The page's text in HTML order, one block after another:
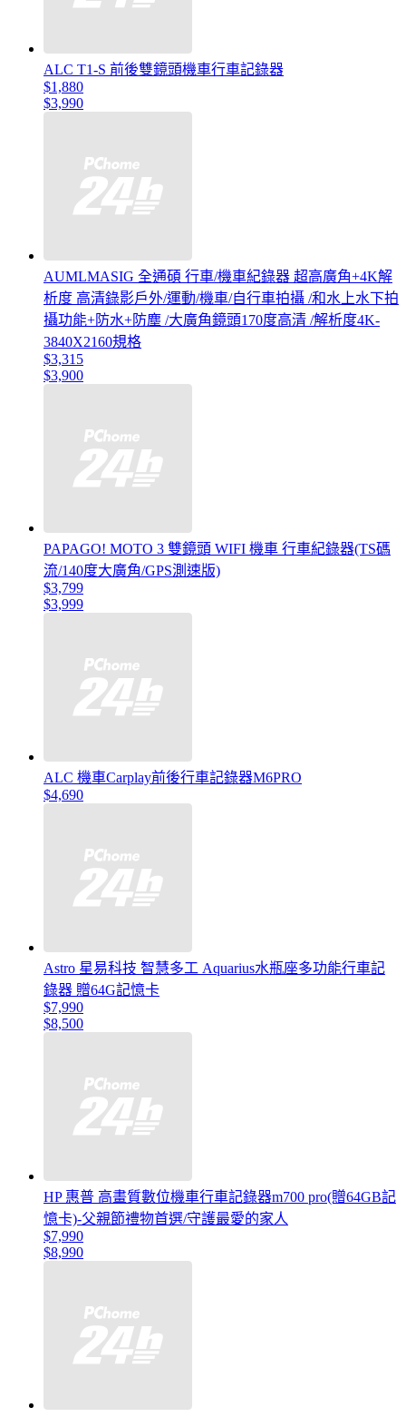
ALC T1-S 前後雙鏡頭機車行車記錄器
$1,880
$3,990
AUMLMASIG 全通碩 行車/機車紀錄器 超高廣角+4K解
析度 高清錄影戶外/運動/機車/自行車拍攝 /和水上水下拍
攝功能+防水+防塵 /大廣角鏡頭170度高清 /解析度4K-
3840X2160規格
$3,315
$3,900
PAPAGO! MOTO 3 雙鏡頭 WIFI 機車 行車紀錄器(TS碼
流/140度大廣角/GPS測速版)
$3,799
$3,999
ALC 機車Carplay前後行車記錄器M6PRO
$4,690
Astro 星易科技 智慧多工 Aquarius水瓶座多功能行車記
錄器 贈64G記憶卡
$7,990
$8,500
HP 惠普 高畫質數位機車行車記錄器m700 pro(贈64GB記
憶卡)-父親節禮物首選/守護最愛的家人
$7,990
$8,990